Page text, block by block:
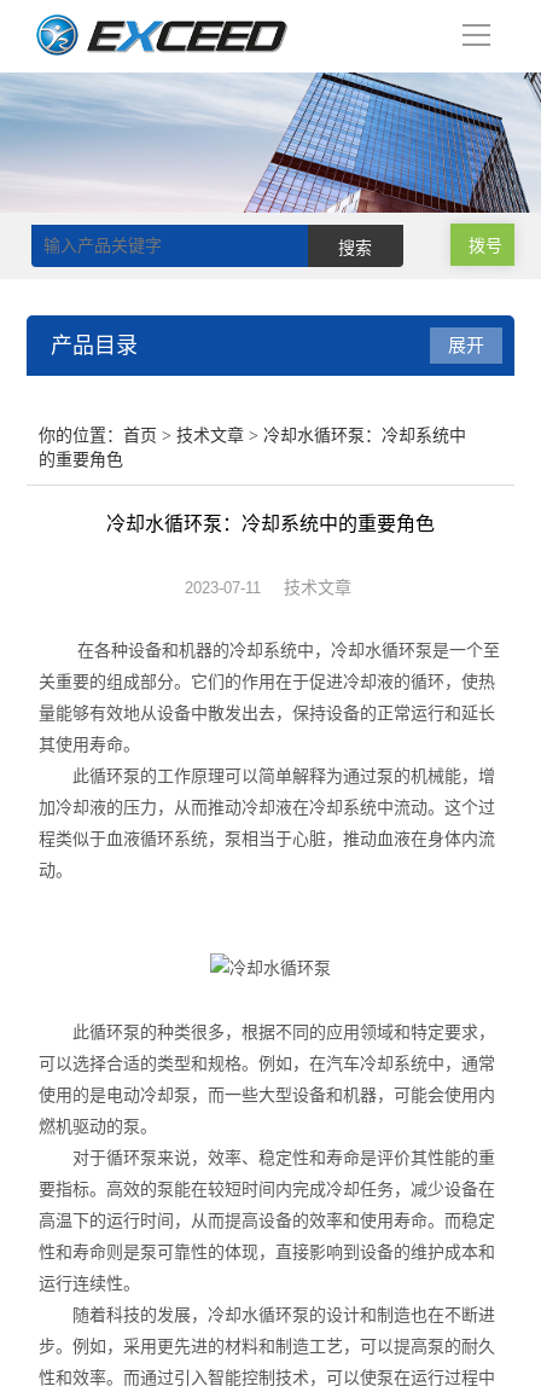
导
拨号
产品目录
双层玻璃反应釜
单层玻璃反应釜
低温冷却液循环泵
高低温循环一体机
不锈钢高压反应釜
旋片式真空泵/油泵
智能控温仪
油、水浴锅
电动搅拌器
水热合成反应釜/消解罐
电加热板
超声波清洗器
展开
你的位置：首页 >技术文章 > 冷却水循环泵：冷却系统中
的重要角色
冷却水循环泵：冷却系统中的重要角色
2023-07-11 技术文章
在各种设备和机器的冷却系统中，冷却水循环泵是一个至
关重要的组成部分。它们的作用在于促进冷却液的循环，使热
量能够有效地从设备中散发出去，保持设备的正常运行和延长
其使用寿命。
此循环泵的工作原理可以简单解释为通过泵的机械能，增
加冷却液的压力，从而推动冷却液在冷却系统中流动。这个过
程类似于血液循环系统，泵相当于心脏，推动血液在身体内流
动。
此循环泵的种类很多，根据不同的应用领域和特定要求，
可以选择合适的类型和规格。例如，在汽车冷却系统中，通常
使用的是电动冷却泵，而一些大型设备和机器，可能会使用内
燃机驱动的泵。
对于循环泵来说，效率、稳定性和寿命是评价其性能的重
要指标。高效的泵能在较短时间内完成冷却任务，减少设备在
高温下的运行时间，从而提高设备的效率和使用寿命。而稳定
性和寿命则是泵可靠性的体现，直接影响到设备的维护成本和
运行连续性。
随着科技的发展，冷却水循环泵的设计和制造也在不断进
步。例如，采用更先进的材料和制造工艺，可以提高泵的耐久
性和效率。而通过引入智能控制技术，可以使泵在运行过程中